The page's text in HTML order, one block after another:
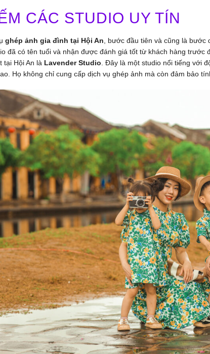
CÁC STUDIO UY TÍN
ghép ảnh gia đình tại Hội An, bước đầu tiên và cũng là bước
đã có tên tuổi và nhận được đánh giá tốt từ khách hàng trước
tại Hội An là Lavender Studio. Đây là một studio nổi tiếng với
Họ không chỉ cung cấp dịch vụ ghép ảnh mà còn đảm bảo